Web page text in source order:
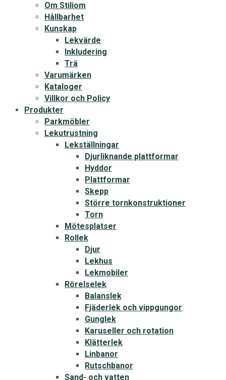
Om Stiliom
Hållbarhet
Kunskap
Lekvärde
Inkludering
Trä
Varumärken
Kataloger
Villkor och Policy
Produkter
Parkmöbler
Lekutrustning
Lekställningar
Djurliknande plattformar
Hyddor
Plattformar
Skepp
Större tornkonstruktioner
Torn
Mötesplatser
Rollek
Djur
Lekhus
Lekmobiler
Rörelselek
Balanslek
Fjäderlek och vippgungor
Gunglek
Karuseller och rotation
Klätterlek
Linbanor
Rutschbanor
Sand- och vatten